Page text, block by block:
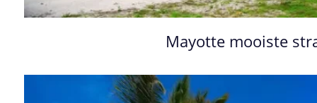
Mayotte mooiste